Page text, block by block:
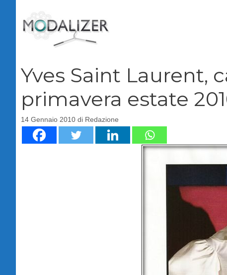
contenuto
Yves Saint Laurent,
primavera estate
14 Gennaio 2010 di Redazione